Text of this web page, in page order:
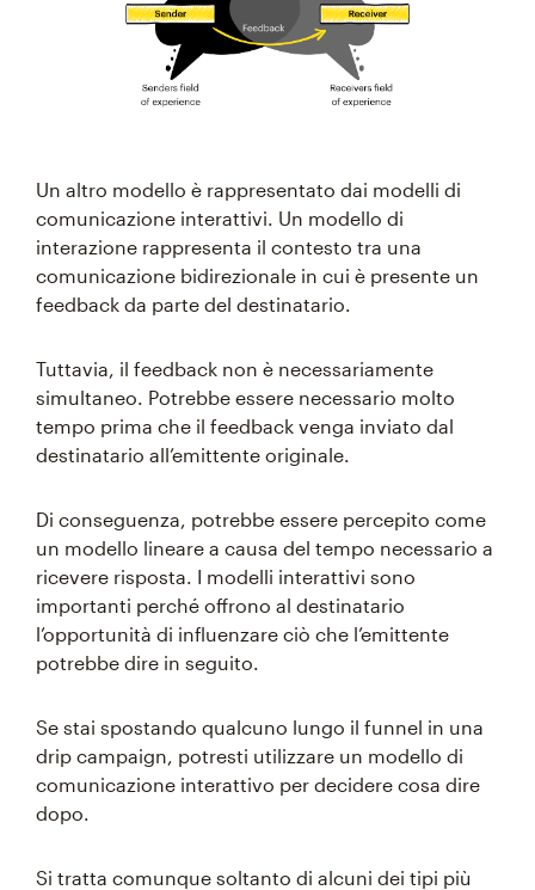
Un altro modello è rappresentato dai modelli di
comunicazione interattivi. Un modello di
interazione rappresenta il contesto tra una
comunicazione bidirezionale in cui è presente un
feedback da parte del destinatario.
Tuttavia, il feedback non è necessariamente
simultaneo. Potrebbe essere necessario molto
tempo prima che il feedback venga inviato dal
destinatario all’emittente originale.
Di conseguenza, potrebbe essere percepito come
un modello lineare a causa del tempo necessario a
ricevere risposta. I modelli interattivi sono
importanti perché offrono al destinatario
l’opportunità di influenzare ciò che l’emittente
potrebbe dire in seguito.
Se stai spostando qualcuno lungo il funnel in una
drip campaign, potresti utilizzare un modello di
comunicazione interattivo per decidere cosa dire
dopo.
Si tratta comunque soltanto di alcuni dei tipi più